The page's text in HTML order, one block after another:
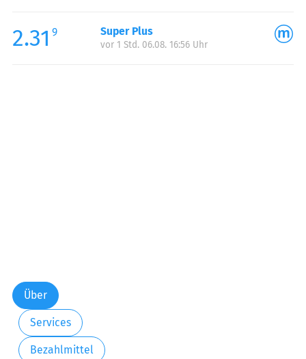
2.31 9 Super Plus
vor 1 Std. 06.08. 16:56 Uhr
Über
Services
Bezahlmittel